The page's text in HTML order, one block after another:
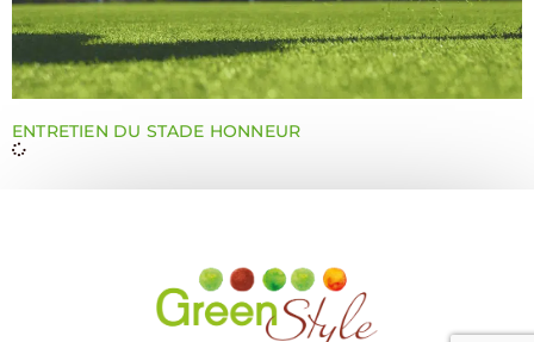
ENTRETIEN DU STADE HONNEUR